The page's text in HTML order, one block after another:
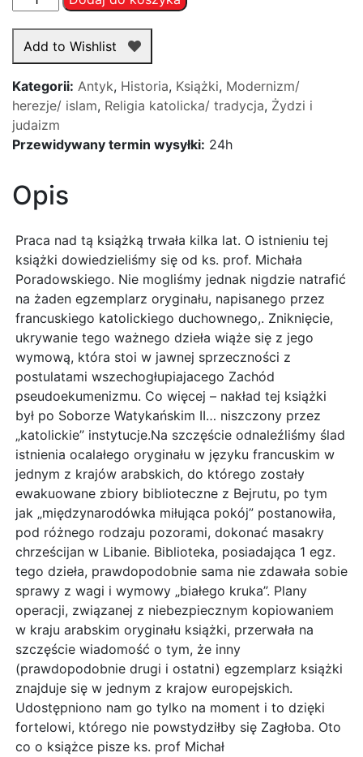
Geneza
islamu
Mahometa.
Cz.
1
i
2
Add to Wishlist
Kategorii: Antyk, Historia, Książki, Modernizm/
herezje/ islam, Religia katolicka/ tradycja, Żydzi i
judaizm
Przewidywany termin wysyłki: 24h
Opis
Praca nad tą książką trwała kilka lat. O istnieniu tej
książki dowiedzieliśmy się od ks. prof. Michała
Poradowskiego. Nie mogliśmy jednak nigdzie natrafić
na żaden egzemplarz oryginału, napisanego przez
francuskiego katolickiego duchownego,. Zniknięcie,
ukrywanie tego ważnego dzieła wiąże się z jego
wymową, która stoi w jawnej sprzeczności z
postulatami wszechogłupiajacego Zachód
pseudoekumenizmu. Co więcej – nakład tej książki
był po Soborze Watykańskim II… niszczony przez
„katolickie” instytucje.Na szczęście odnaleźliśmy ślad
istnienia ocalałego oryginału w języku francuskim w
jednym z krajów arabskich, do którego zostały
ewakuowane zbiory biblioteczne z Bejrutu, po tym
jak „międzynarodówka miłująca pokój” postanowiła,
pod różnego rodzaju pozorami, dokonać masakry
chrześcijan w Libanie. Biblioteka, posiadająca 1 egz.
tego dzieła, prawdopodobnie sama nie zdawała sobie
sprawy z wagi i wymowy „białego kruka”. Plany
operacji, związanej z niebezpiecznym kopiowaniem
w kraju arabskim oryginału książki, przerwała na
szczęście wiadomość o tym, że inny
(prawdopodobnie drugi i ostatni) egzemplarz książki
znajduje się w jednym z krajow europejskich.
Udostępniono nam go tylko na moment i to dzięki
fortelowi, którego nie powstydziłby się Zagłoba. Oto
co o książce pisze ks. prof Michał